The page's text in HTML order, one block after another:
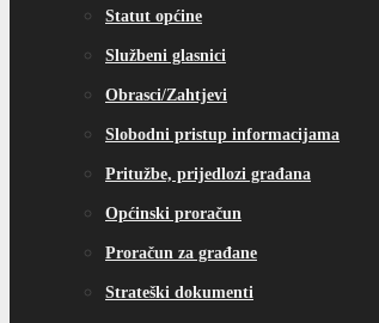
Statut općine
Službeni glasnici
Obrasci/Zahtjevi
Slobodni pristup informacijama
Pritužbe, prijedlozi građana
Općinski proračun
Proračun za građane
Strateški dokumenti